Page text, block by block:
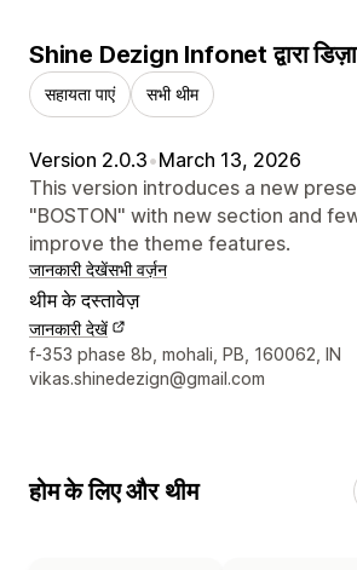
Shine Dezign Infonet द्वारा
सहायता पाएं सभी थीम
Version 2.0.3•March 13, 2026
This version introduces a new
"BOSTON" with new section and
improve the theme features.
जानकारी देखेंसभी वर्ज़न
थीम के दस्तावेज़
जानकारी देखें
डिज़ाइनर के संपर्क की जानकारी
f-353 phase 8b, mohali, PB, 160062, IN
vikas.shinedezign@gmail.com
होम के लिए और थीम